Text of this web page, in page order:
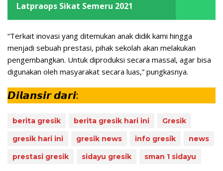
Latpraops Sikat Semeru 2021
“Terkait inovasi yang ditemukan anak didik kami hingga
menjadi sebuah prestasi, pihak sekolah akan melakukan
pengembangkan. Untuk diproduksi secara massal, agar bisa
digunakan oleh masyarakat secara luas,” pungkasnya.
𝘿𝙞𝙡𝙖𝙣𝙨𝙞𝙧 𝙙𝙖𝙧𝙞:
berita gresik berita gresik hari ini
Gresik
gresik hari ini
gresik news info gresik
news
prestasi gresik
sidayu gresik sman 1 sidayu